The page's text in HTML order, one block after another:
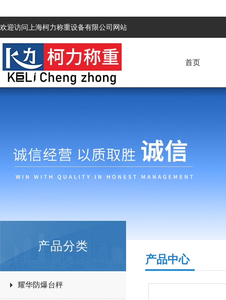
欢迎访问上海柯力称重设备有限公司网站
首页
产品分类
耀华防爆台秤
产品中心